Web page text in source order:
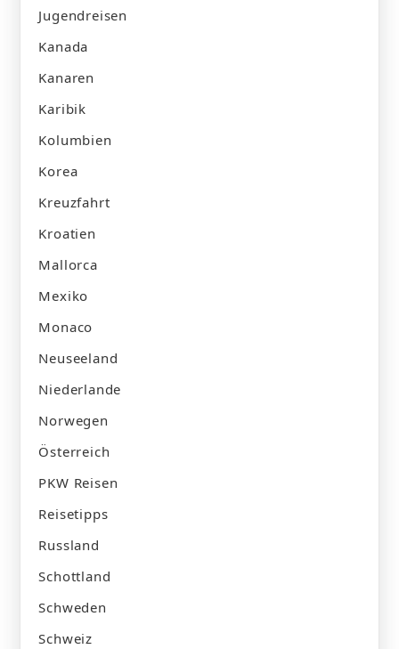
Jugendreisen
Kanada
Kanaren
Karibik
Kolumbien
Korea
Kreuzfahrt
Kroatien
Mallorca
Mexiko
Monaco
Neuseeland
Niederlande
Norwegen
Österreich
PKW Reisen
Reisetipps
Russland
Schottland
Schweden
Schweiz